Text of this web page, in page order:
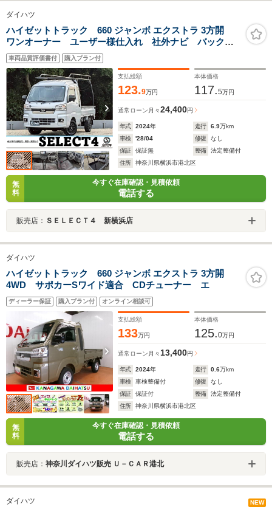
ダイハツ
ハイゼットトラック 660 ジャンボ エクストラ 3方開
ワンオーナー ユーザー様仕入れ 社外ナビ バックカ
メラ デジタルインナーミラー ハードカーゴ 社外
AW スマートアシスト マッドタイヤ LEDヘッドライ
ト LEDフォグ スマートキー プッシュスタート
車両品質評価書付 購入プラン付
支払総額
123.9万円
本体価格
117.5万円
通常ローン 月々24,400円
年式 2024年 走行 6.9万km
車検
'28/04 修復
なし
保証
保証無 整備
法定整備付
住所
神奈川県横浜市港北区
無
料
今すぐ在庫確認・見積依頼
電話する
販売店： ＳＥＬＥＣＴ４ 新横浜店
ダイハツ
ハイゼットトラック 660 ジャンボ エクストラ 3方開
4WD サポカーSワイド適合 CDチューナー エ
ディーラー保証 購入プラン付 オンライン相談可
支払総額
133万円
本体価格
125.0万円
通常ローン 月々13,400円
年式 2024年 走行 0.6万km
車検
車検整備付 修復
なし
保証
保証付 整備
法定整備付
住所
神奈川県横浜市港北区
無
料
今すぐ在庫確認・見積依頼
電話する
販売店： 神奈川ダイハツ販売 Ｕ－ＣＡＲ港北
ダイハツ NEW